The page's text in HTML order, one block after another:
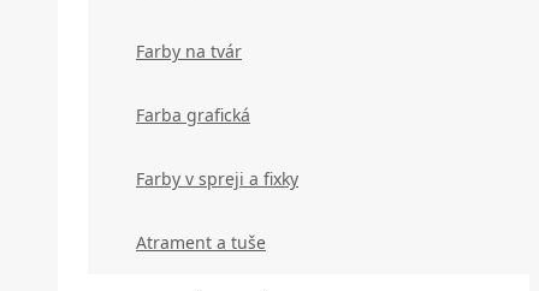
Farby na tvár
Farba grafická
Farby v spreji a fixky
Atrament a tuše